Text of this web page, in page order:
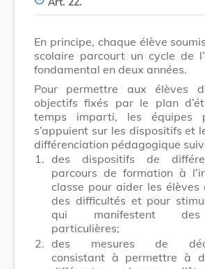
En principe, chaque élève
scolaire parcourt un cycle de
fondamental en deux années.
Pour permettre aux élèves
objectifs fixés par le plan
temps imparti, les équipes
s’appuient sur les dispositifs et
différenciation pédagogique
1. des dispositifs de
parcours de formation à
classe pour aider les élèves
des difficultés et pour
qui manifestent
particulières;
2. des mesures de
consistant à permettre à